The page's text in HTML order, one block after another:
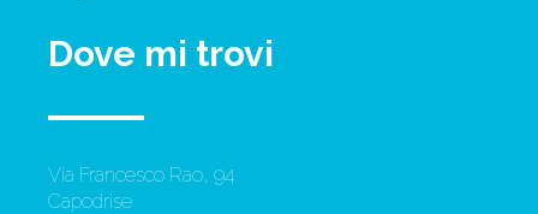
Dove mi trovi
Via Francesco Rao, 94
Capodrise